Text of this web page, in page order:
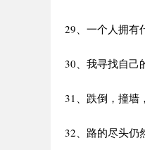
29、一个人拥有
30、我寻找自己
31、跌倒，撞墙
32、路的尽头仍